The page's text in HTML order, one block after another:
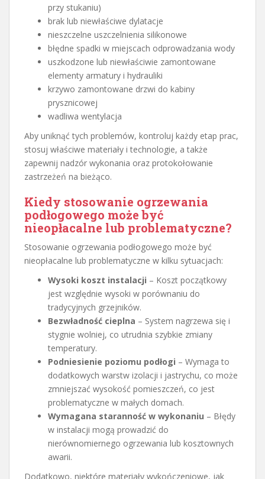
przy stukaniu)
brak lub niewłaściwe dylatacje
nieszczelne uszczelnienia silikonowe
błędne spadki w miejscach odprowadzania wody
uszkodzone lub niewłaściwie zamontowane
elementy armatury i hydrauliki
krzywo zamontowane drzwi do kabiny
prysznicowej
wadliwa wentylacja
Aby uniknąć tych problemów, kontroluj każdy etap prac,
stosuj właściwe materiały i technologie, a także
zapewnij nadzór wykonania oraz protokołowanie
zastrzeżeń na bieżąco.
Kiedy stosowanie ogrzewania
podłogowego może być
nieopłacalne lub problematyczne?
Stosowanie ogrzewania podłogowego może być
nieopłacalne lub problematyczne w kilku sytuacjach:
Wysoki koszt instalacji – Koszt początkowy
jest względnie wysoki w porównaniu do
tradycyjnych grzejników.
Bezwładność cieplna – System nagrzewa się i
stygnie wolniej, co utrudnia szybkie zmiany
temperatury.
Podniesienie poziomu podłogi – Wymaga to
dodatkowych warstw izolacji i jastrychu, co może
zmniejszać wysokość pomieszczeń, co jest
problematyczne w małych domach.
Wymagana staranność w wykonaniu – Błędy
w instalacji mogą prowadzić do
nierównomiernego ogrzewania lub kosztownych
awarii.
Dodatkowo, niektóre materiały wykończeniowe, jak